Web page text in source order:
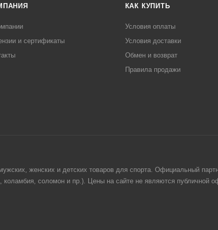
и сертификаты
КАК КУПИТЬ
Условия оплаты
Условия доставки
Обмен и возврат
Правила продажи
женских и детских товаров для спорта. Официальный
коламбия, соломон и пр.). Цены на сайте не являются публичной